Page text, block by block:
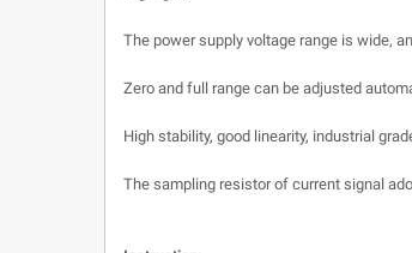
The power supply voltage range is wide,
Zero and full range can be adjusted
High stability, good linearity, industrial
The sampling resistor of current signal